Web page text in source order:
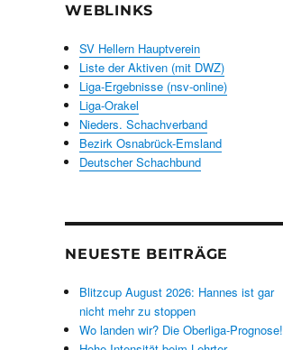
WEBLINKS
SV Hellern Hauptverein
Liste der Aktiven (mit DWZ)
Liga-Ergebnisse (nsv-online)
Liga-Orakel
Nieders. Schachverband
Bezirk Osnabrück-Emsland
Deutscher Schachbund
NEUESTE BEITRÄGE
Blitzcup August 2026: Hannes ist gar
nicht mehr zu stoppen
Wo landen wir? Die Oberliga-Prognose!